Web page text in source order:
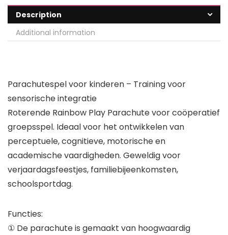
Description
Additional information
Parachutespel voor kinderen – Training voor
sensorische integratie
Roterende Rainbow Play Parachute voor coöperatief
groepsspel. Ideaal voor het ontwikkelen van
perceptuele, cognitieve, motorische en
academische vaardigheden. Geweldig voor
verjaardagsfeestjes, familiebijeenkomsten,
schoolsportdag.
Functies:
① De parachute is gemaakt van hoogwaardig